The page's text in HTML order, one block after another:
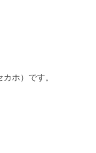
ホ）です。